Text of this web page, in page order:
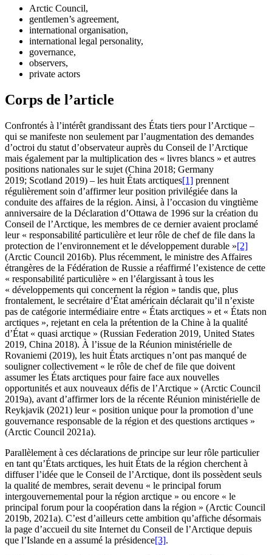
Arctic Council,
gentlemen’s agreement,
international organisation,
international legal personality,
governance,
observers,
private actors
Corps de l’article
Confrontés à l’intérêt grandissant des États tiers pour l’Arctique –
qui se manifeste non seulement par l’augmentation des demandes
d’octroi du statut d’observateur auprès du Conseil de l’Arctique
mais également par la multiplication des « livres blancs » et autres
positions nationales sur le sujet (China 2018; Germany
2019; Scotland 2019) – les huit États arctiques[1] prennent
régulièrement soin d’affirmer leur position privilégiée dans la
conduite des affaires de la région. Ainsi, à l’occasion du vingtième
anniversaire de la Déclaration d’Ottawa de 1996 sur la création du
Conseil de l’Arctique, les membres de ce dernier avaient proclamé
leur « responsabilité particulière et leur rôle de chef de file dans la
protection de l’environnement et le développement durable »[2]
(Arctic Council 2016b). Plus récemment, le ministre des Affaires
étrangères de la Fédération de Russie a réaffirmé l’existence de cette
« responsabilité particulière » en l’élargissant à tous les
« développements qui concernent la région » tandis que, plus
frontalement, le secrétaire d’État américain déclarait qu’il n’existe
pas de catégorie intermédiaire entre « États arctiques » et « États non
arctiques », rejetant en cela la prétention de la Chine à la qualité
d’État « quasi arctique » (Russian Federation 2019, United States
2019, China 2018). À l’issue de la Réunion ministérielle de
Rovaniemi (2019), les huit États arctiques n’ont pas manqué de
souligner collectivement « le rôle de chef de file que doivent
assumer les États arctiques pour faire face aux nouvelles
opportunités et aux nouveaux défis de l’Arctique » (Arctic Council
2019a), avant d’affirmer lors de la récente Réunion ministérielle de
Reykjavik (2021) leur « position unique pour la promotion d’une
gouvernance responsable de la région et des questions arctiques »
(Arctic Council 2021a).
Parallèlement à ces déclarations de principe sur leur rôle particulier
en tant qu’États arctiques, les huit États de la région cherchent à
diffuser l’idée que le Conseil de l’Arctique, dont ils possèdent seuls
la qualité de membres, serait devenu « le principal forum
intergouvernemental pour la région arctique » ou encore « le
principal forum pour la coopération dans la région » (Arctic Council
2019b, 2021a). C’est d’ailleurs cette ambition qu’affiche désormais
la page d’accueil du site Internet du Conseil de l’Arctique depuis
que l’Islande en a assumé la présidence[3].